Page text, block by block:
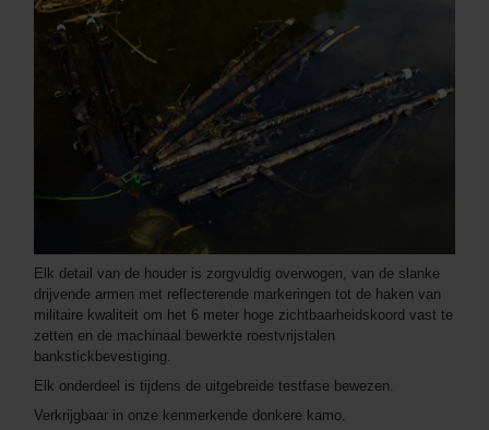
Elk detail van de houder is zorgvuldig overwogen, van de slanke
drijvende armen met reflecterende markeringen tot de haken van
militaire kwaliteit om het 6 meter hoge zichtbaarheidskoord vast te
zetten en de machinaal bewerkte roestvrijstalen
bankstickbevestiging.
Elk onderdeel is tijdens de uitgebreide testfase bewezen.
Verkrijgbaar in onze kenmerkende donkere kamo.